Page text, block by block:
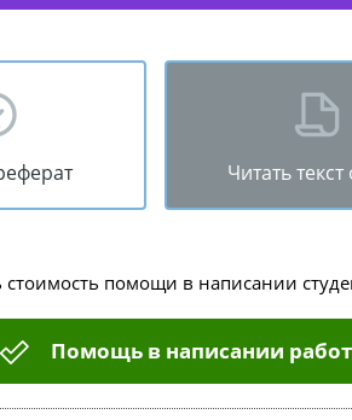
Читать
помощи в написании
Помощь в написании